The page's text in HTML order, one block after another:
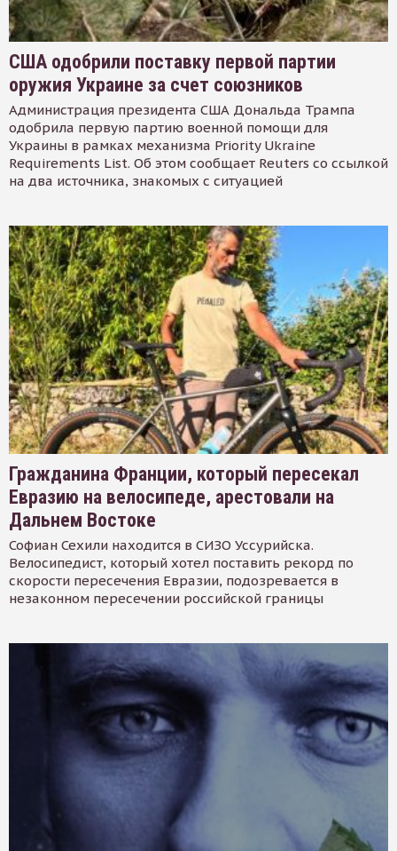
США одобрили поставку первой партии
оружия Украине за счет союзников
Администрация президента США Дональда Трампа
одобрила первую партию военной помощи для
Украины в рамках механизма Priority Ukraine
Requirements List. Об этом сообщает Reuters со ссылкой
на два источника, знакомых с ситуацией
Гражданина Франции, который пересекал
Евразию на велосипеде, арестовали на
Дальнем Востоке
Софиан Сехили находится в СИЗО Уссурийска.
Велосипедист, который хотел поставить рекорд по
скорости пересечения Евразии, подозревается в
незаконном пересечении российской границы